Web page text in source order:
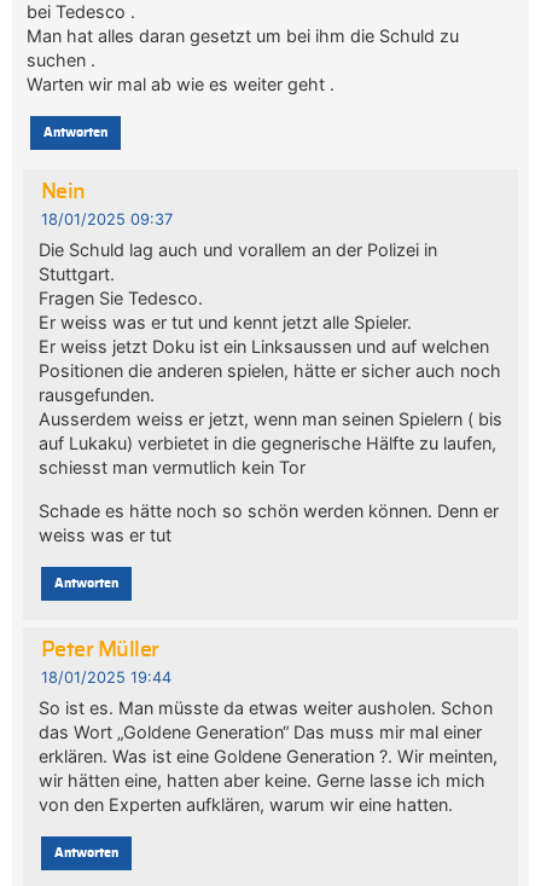
bei Tedesco .
Man hat alles daran gesetzt um bei ihm die Schuld zu
suchen .
Warten wir mal ab wie es weiter geht .
Antworten
Nein
18/01/2025 09:37
Die Schuld lag auch und vorallem an der Polizei in
Stuttgart.
Fragen Sie Tedesco.
Er weiss was er tut und kennt jetzt alle Spieler.
Er weiss jetzt Doku ist ein Linksaussen und auf welchen
Positionen die anderen spielen, hätte er sicher auch noch
rausgefunden.
Ausserdem weiss er jetzt, wenn man seinen Spielern ( bis
auf Lukaku) verbietet in die gegnerische Hälfte zu laufen,
schiesst man vermutlich kein Tor
Schade es hätte noch so schön werden können. Denn er
weiss was er tut
Antworten
Peter Müller
18/01/2025 19:44
So ist es. Man müsste da etwas weiter ausholen. Schon
das Wort „Goldene Generation“ Das muss mir mal einer
erklären. Was ist eine Goldene Generation ?. Wir meinten,
wir hätten eine, hatten aber keine. Gerne lasse ich mich
von den Experten aufklären, warum wir eine hatten.
Antworten